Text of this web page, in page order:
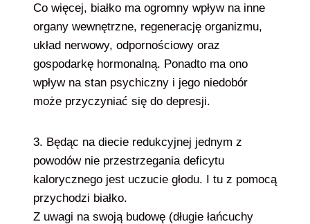
Co więcej, białko ma ogromny wpływ na inne
organy wewnętrzne, regenerację organizmu,
układ nerwowy, odpornościowy oraz
gospodarkę hormonalną. Ponadto ma ono
wpływ na stan psychiczny i jego niedobór
może przyczyniać się do depresji.
3. Będąc na diecie redukcyjnej jednym z
powodów nie przestrzegania deficytu
kalorycznego jest uczucie głodu. I tu z pomocą
przychodzi białko.
Z uwagi na swoją budowę (długie łańcuchy